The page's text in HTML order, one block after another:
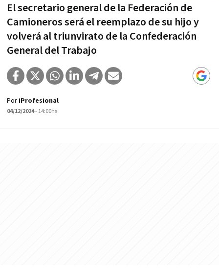
El secretario general de la Federación de
Camioneros será el reemplazo de su hijo y
volverá al triunvirato de la Confederación
General del Trabajo
Por iProfesional
04/12/2024- 14:00hs